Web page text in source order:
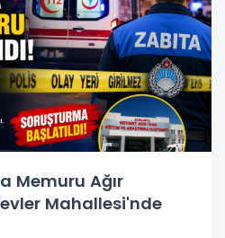
Memuru Ağır
Mahallesi'nde